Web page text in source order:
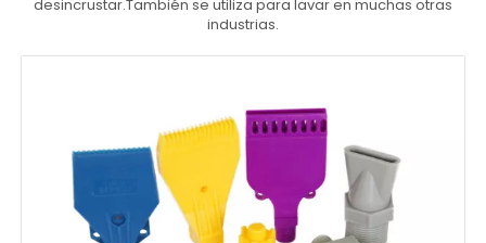
desincrustar.También se utiliza para lavar en muchas otras
industrias.